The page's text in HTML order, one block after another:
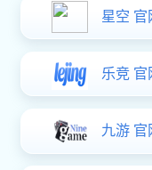
东升国际 中心